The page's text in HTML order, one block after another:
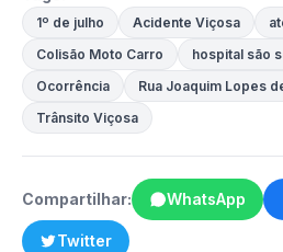
1º de julho Acidente Viçosa
Colisão Moto Carro
hospital são
Ocorrência
Rua Joaquim Lopes
Trânsito Viçosa
Compartilhar: WhatsApp
Twitter